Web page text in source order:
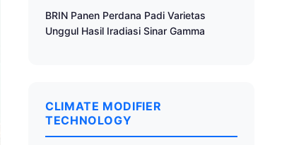
BRIN Panen Perdana Padi Varietas
Unggul Hasil Iradiasi Sinar Gamma
CLIMATE MODIFIER
TECHNOLOGY